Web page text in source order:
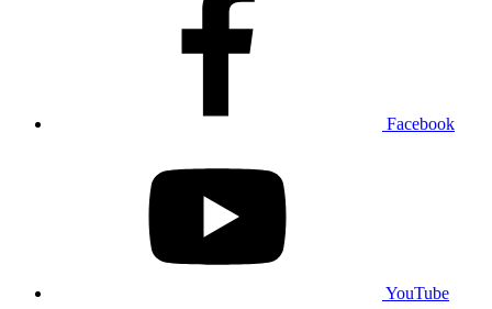
Facebook
YouTube